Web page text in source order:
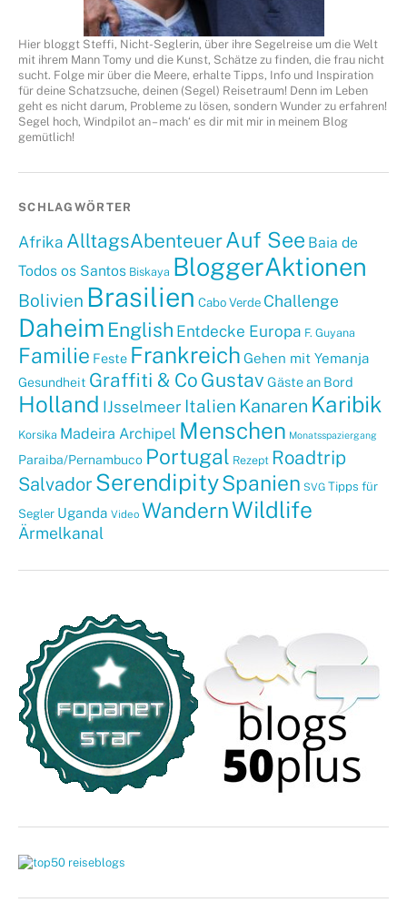
Hier bloggt Steffi, Nicht-Seglerin, über ihre Segelreise um die Welt
mit ihrem Mann Tomy und die Kunst, Schätze zu finden, die frau nicht
sucht. Folge mir über die Meere, erhalte Tipps, Info und Inspiration
für deine Schatzsuche, deinen (Segel) Reisetraum! Denn im Leben
geht es nicht darum, Probleme zu lösen, sondern Wunder zu erfahren!
Segel hoch, Windpilot an – mach‘ es dir mit mir in meinem Blog
gemütlich!
SCHLAGWÖRTER
Afrika AlltagsAbenteuerAuf See Baia de
Todos os Santos Biskaya BloggerAktionen
Bolivien Brasilien Cabo Verde Challenge
Daheim English Entdecke Europa F. Guyana
Familie Feste Frankreich Gehen mit Yemanja
Gesundheit Graffiti & Co Gustav Gäste an Bord
Holland IJsselmeer Italien Kanaren Karibik
Korsika Madeira Archipel Menschen Monatsspaziergang
Paraiba/Pernambuco Portugal Rezept Roadtrip
Salvador SerendipitySpanien SVG Tipps für
Segler Uganda Video WandernWildlife
Ärmelkanal